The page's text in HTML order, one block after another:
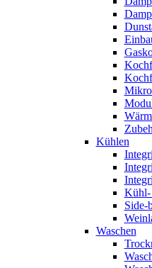
Kühlen
Kühl-
Side-
Waschen